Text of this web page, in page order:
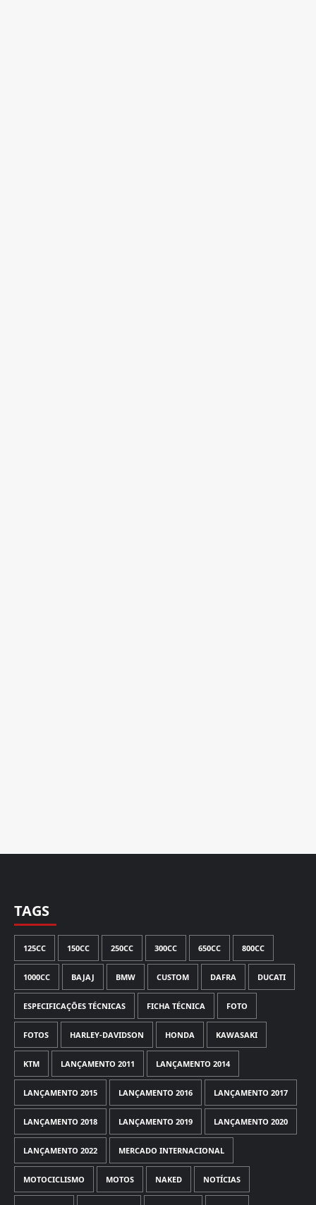
TAGS
125CC 150CC 250CC 300CC 650CC 800CC
1000CC BAJAJ BMW CUSTOM DAFRA DUCATI
ESPECIFICAÇÕES TÉCNICAS FICHA TÉCNICA FOTO
FOTOS HARLEY-DAVIDSON HONDA KAWASAKI
KTM LANÇAMENTO 2011 LANÇAMENTO 2014
LANÇAMENTO 2015 LANÇAMENTO 2016 LANÇAMENTO 2017
LANÇAMENTO 2018 LANÇAMENTO 2019 LANÇAMENTO 2020
LANÇAMENTO 2022 MERCADO INTERNACIONAL
MOTOCICLISMO MOTOS NAKED NOTÍCIAS